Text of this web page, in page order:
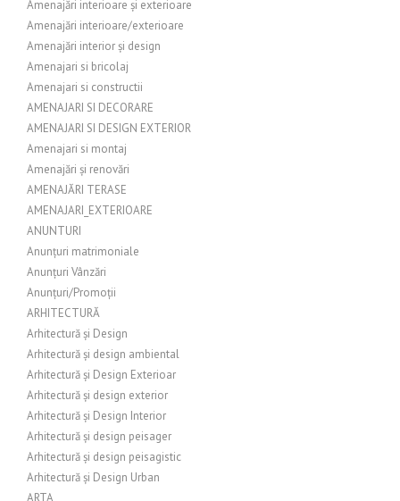
Amenajări interioare și exterioare
Amenajări interioare/exterioare
Amenajări interior și design
Amenajari si bricolaj
Amenajari si constructii
AMENAJARI SI DECORARE
AMENAJARI SI DESIGN EXTERIOR
Amenajari si montaj
Amenajări și renovări
AMENAJĂRI TERASE
AMENAJARI_EXTERIOARE
ANUNTURI
Anunțuri matrimoniale
Anunțuri Vânzări
Anunțuri/Promoții
ARHITECTURĂ
Arhitectură și Design
Arhitectură și design ambiental
Arhitectură și Design Exterioar
Arhitectură și design exterior
Arhitectură și Design Interior
Arhitectură și design peisager
Arhitectură și design peisagistic
Arhitectură și Design Urban
ARTA